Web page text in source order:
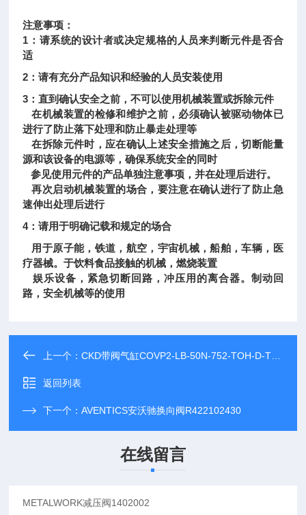
注意事项：
1：请系统的设计者或决定规格的人员来判断元件是否合
适
2：请有充分产品知识和经验的人员安装使用
3：直到确认安全之前，不可以使用机械装置或拆除元件
在机械装置的检修和维护之前，必须确认被驱动物体已
进行了防止落下处理和防止暴走处理等
在拆除元件时，应在确认上述安全措施之后，切断能量
源和该设备的电源等，确保系统安全的同时
参见使用元件的产品单独注意事项，并在处理后进行。
再次启动机械装置的场合，要注意在确认进行了防止急
速伸出处理后进行
4：请用于明确记载和规定的场合
用于原子能，铁道，航空，宇宙机械，船舶，车辆，医
疗器械。于饮料食品接触的机械，燃烧装置
娱乐设备，紧急切断回路，冲压用的离合器。制动回
路，安全机械等的使用
上一个：CKD带阀气缸COVP2-LB-50N-752-TOH-D-TB1Y
返回列表
下一个：AVENTICS安沃驰换向阀R422102430
在线留言